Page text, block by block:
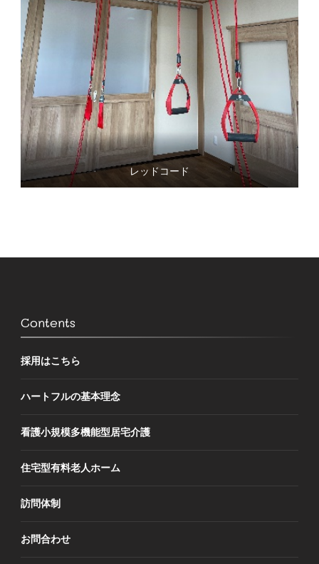
レッドコード
Contents
採用はこちら
ハートフルの基本理念
看護小規模多機能型居宅介護
住宅型有料老人ホーム
訪問体制
お問合わせ